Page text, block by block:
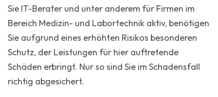
Sie IT-Berater und unter anderem für Firmen im
Bereich Medizin- und Labortechnik aktiv, benötigen
Sie aufgrund eines erhöhten Risikos besonderen
Schutz, der Leistungen für hier auftretende
Schäden erbringt. Nur so sind Sie im Schadensfall
richtig abgesichert.